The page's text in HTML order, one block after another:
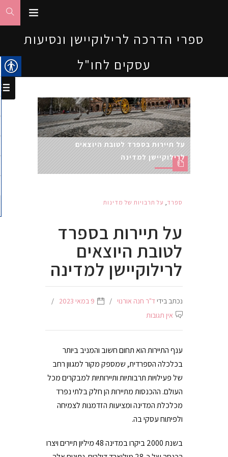
ספרי הדרכה לרילוקיישן ונסיעות
עסקים לחו"ל
על תיירות בספרד לטובת היוצאים
לרילוקיישן למדינה
ספרד, על תרבויות של מדינות
על תיירות בספרד
לטובת היוצאים
לרילוקיישן למדינה
נכתב בידיד"ר חנה אורנוי
9 במאי 2023
אין תגובות
ענף התיירות הוא תחום חשוב והמניב ביותר
בכלכלה הספרדית, שמספק מקור למגוון רחב
של פעילויות תרבותיות ותיירותיות למבקרים מכל
העולם. ההכנסות מתיירות הן חלק בלתי נפרד
מכלכלת המדינה ומציעות הזדמנות לצמיחה
ולפיתוח עסקי בה.
בשנת 2000 ביקרו במדינה 48 מיליון תיירים ויצרו